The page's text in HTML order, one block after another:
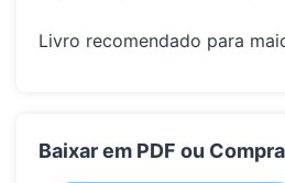
Livro recomendado para
Baixar em PDF ou